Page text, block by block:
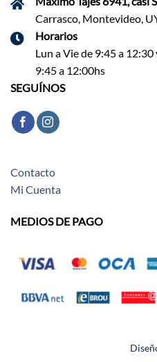
Carrasco, Montevideo,
Horarios
Lun a Vie de 9:45 a
9:45 a 12:00hs
SEGUÍNOS
Contacto
Mi Cuenta
MEDIOS DE PAGO